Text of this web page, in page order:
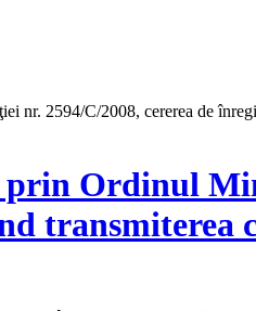
2594/C/2008, cererea de
prin Ordinul
transmiterea